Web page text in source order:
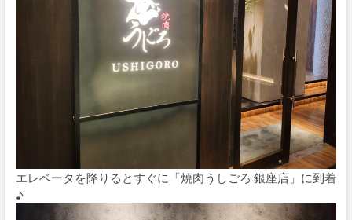
エレベータを降りるとすぐに「焼肉うしごろ 銀座店」に到着
♪